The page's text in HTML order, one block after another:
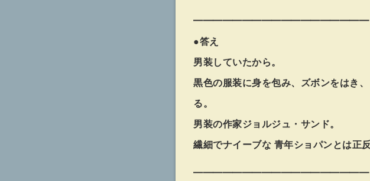
━━━━━━━━━━━━━━━━━━
●答え
男装していたから。
黒色の服装に身を包み、ズボンをはき
る。
男装の作家ジョルジュ・サンド。
繊細でナイーブな 青年ショパンとは正
━━━━━━━━━━━━━━━━━━